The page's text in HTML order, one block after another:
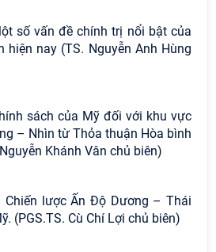
số vấn đề chính trị nổi bật của
hiện nay (TS. Nguyễn Anh Hùng
sách của Mỹ đối với khu vực
– Nhìn từ Thỏa thuận Hòa bình
Khánh Vân chủ biên)
Chiến lược Ấn Độ Dương – Thái
(PGS.TS. Cù Chí Lợi chủ biên)
chức Tọa đàm
tập, thực
phương
tế “Không
trong kỷ
sẽ diễn ra
2026